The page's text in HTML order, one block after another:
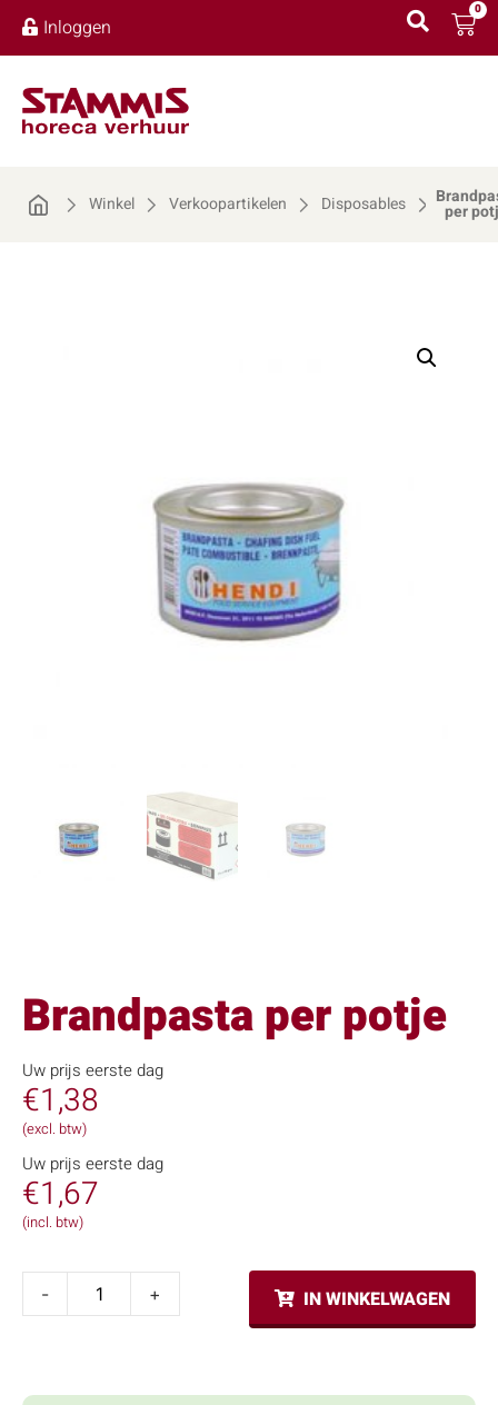
Inloggen
0
Winkel Verkoopartikelen Disposables per
Brandpasta per potje
Uw prijs eerste dag
€1,38
(excl. btw)
Uw prijs eerste dag
€1,67
(incl. btw)
- + IN WINKELWAGEN